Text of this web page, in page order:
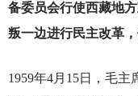
备委员会行使西藏地
叛一边进行民主改革
1959年4月15日，毛主